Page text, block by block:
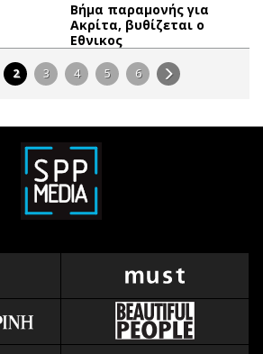
Βήμα παραμονής για
Ακρίτα, βυθίζεται ο
Εθνικος
2 3 4 5 6